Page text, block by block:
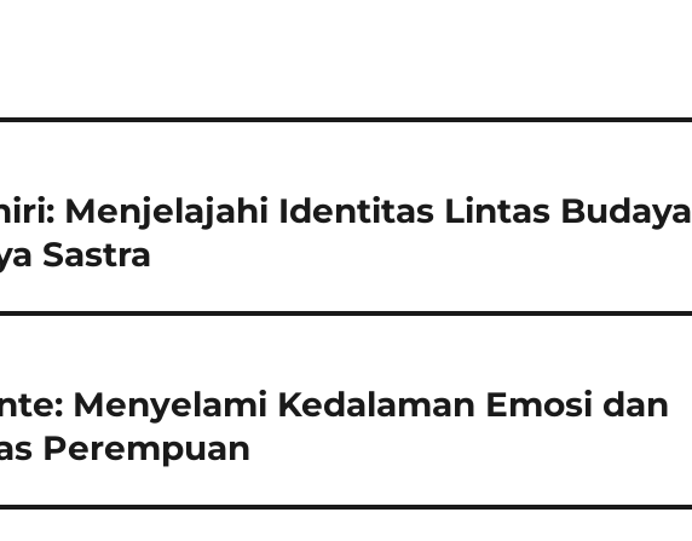
Menjelajahi Identitas Lintas Budaya
Sastra
Menyelami Kedalaman Emosi dan
Perempuan